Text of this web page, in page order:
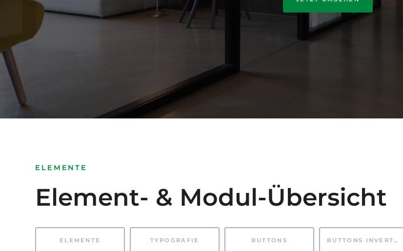
ELEMENTE
Element- & Modul-Übersicht
ELEMENTE TYPOGRAFIE BUTTONS BUTTONS INVERTIERT